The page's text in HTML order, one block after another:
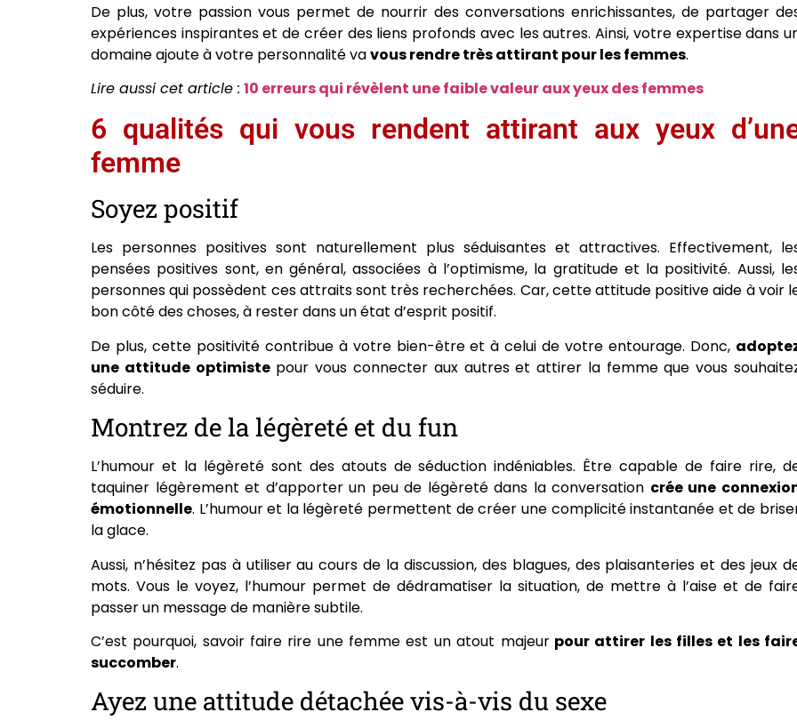
De plus, votre passion vous permet de nourrir des conversations enrichissantes, de partager
expériences inspirantes et de créer des liens profonds avec les autres. Ainsi, votre expertise dans
domaine ajoute à votre personnalité vavous rendre très attirant pour les femmes.
Lire aussi cet article : 10 erreurs qui révèlent une faible valeur aux yeux des femmes
6 qualités qui vous rendent attirant aux yeux
femme
Soyez positif
Les personnes positives sont naturellement plus séduisantes et attractives. Effectivement,
pensées positives sont, en général, associées à l’optimisme, la gratitude et la positivité. Aussi,
personnes qui possèdent ces attraits sont très recherchées. Car, cette attitude positive aide à voir
bon côté des choses, à rester dans un état d’esprit positif.
De plus, cette positivité contribue à votre bien-être et à celui de votre entourage. Donc,
une attitude optimistepour vous connecter aux autres et attirer la femme que vous
séduire.
Montrez de la légèreté et du fun
L’humour et la légèreté sont des atouts de séduction indéniables. Être capable de faire rire,
taquiner légèrement et d’apporter un peu de légèreté dans la conversation crée une
émotionnelle. L’humour et la légèreté permettent de créer une complicité instantanée et de
la glace.
Aussi, n’hésitez pas à utiliser au cours de la discussion, des blagues, des plaisanteries et des jeux
mots. Vous le voyez, l’humour permet de dédramatiser la situation, de mettre à l’aise et de
passer un message de manière subtile.
C’est pourquoi, savoir faire rire une femme est un atout majeurpour attirer les filles et les
succomber.
Ayez une attitude détachée vis-à-vis du sexe